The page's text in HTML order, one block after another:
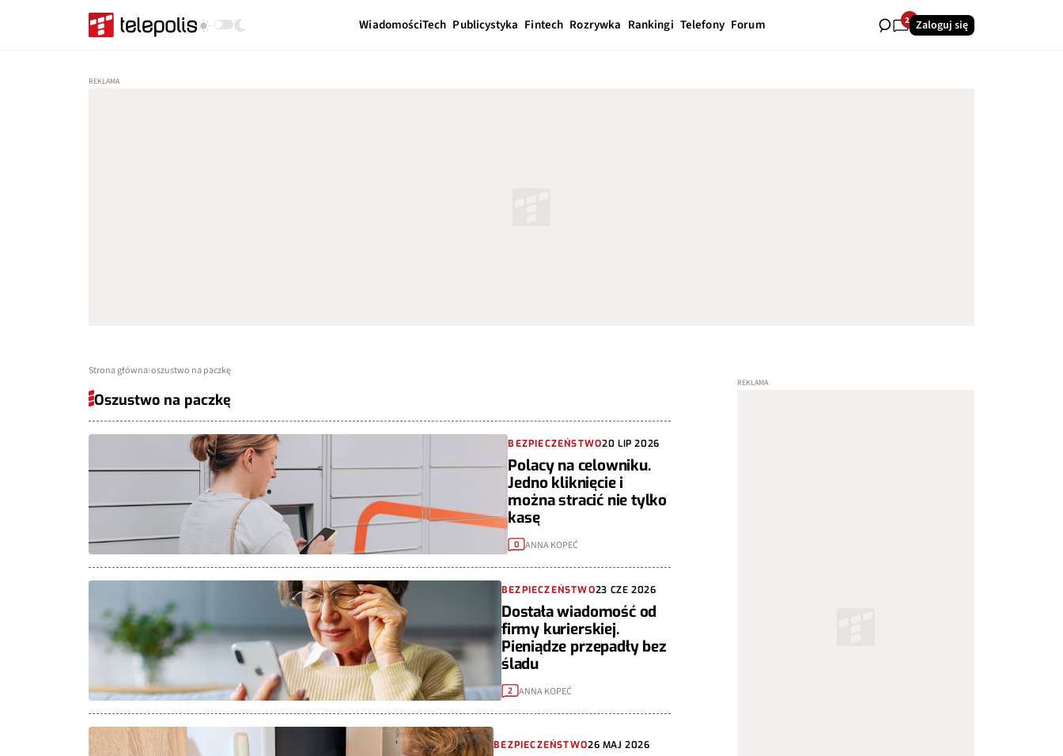
WiadomościTech Publicystyka Fintech Rozrywka Rankingi Telefony Forum 26Zaloguj się
Strona główna oszustwo na paczkę
Oszustwo na paczkę
BEZPIECZEŃSTWO20 LIP 2026
Polacy na celowniku.
Jedno kliknięcie i
można stracić nie tylko
kasę
0 ANNA KOPEĆ
BEZPIECZEŃSTWO23 CZE 2026
Dostała wiadomość od
firmy kurierskiej.
Pieniądze przepadły bez
śladu
2 ANNA KOPEĆ
BEZPIECZEŃSTWO26 MAJ 2026